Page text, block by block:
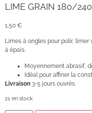
LIME GRAIN 180/
1,50 €
Limes à ongles pour polir, limer
à épais.
Moyennement abrasif,
Idéal pour affiner la
Livraison 3-5 jours ouvrés.
21 en stock